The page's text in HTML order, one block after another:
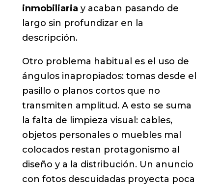
inmobiliaria y acaban pasando de
largo sin profundizar en la
descripción.
Otro problema habitual es el uso de
ángulos inapropiados: tomas desde el
pasillo o planos cortos que no
transmiten amplitud. A esto se suma
la falta de limpieza visual: cables,
objetos personales o muebles mal
colocados restan protagonismo al
diseño y a la distribución. Un anuncio
con fotos descuidadas proyecta poca